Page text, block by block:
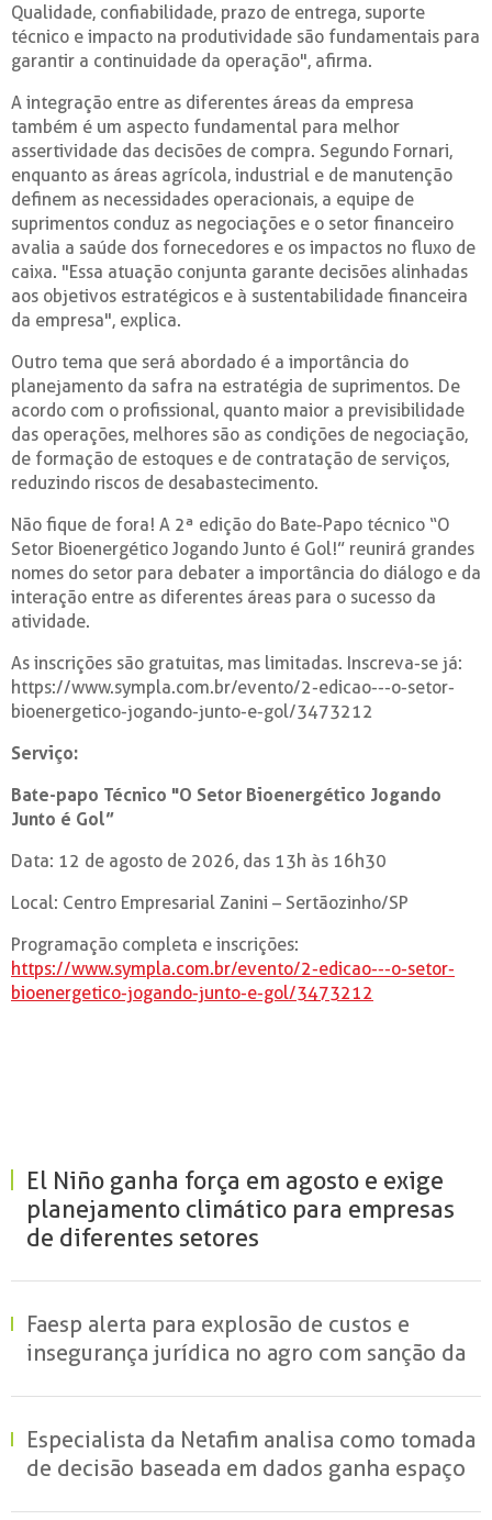
Qualidade, confiabilidade, prazo de entrega, suporte
técnico e impacto na produtividade são fundamentais para
garantir a continuidade da operação", afirma.
A integração entre as diferentes áreas da empresa
também é um aspecto fundamental para melhor
assertividade das decisões de compra. Segundo Fornari,
enquanto as áreas agrícola, industrial e de manutenção
definem as necessidades operacionais, a equipe de
suprimentos conduz as negociações e o setor financeiro
avalia a saúde dos fornecedores e os impactos no fluxo de
caixa. "Essa atuação conjunta garante decisões alinhadas
aos objetivos estratégicos e à sustentabilidade financeira
da empresa", explica.
Outro tema que será abordado é a importância do
planejamento da safra na estratégia de suprimentos. De
acordo com o profissional, quanto maior a previsibilidade
das operações, melhores são as condições de negociação,
de formação de estoques e de contratação de serviços,
reduzindo riscos de desabastecimento.
Não fique de fora! A 2ª edição do Bate-Papo técnico “O
Setor Bioenergético Jogando Junto é Gol!” reunirá grandes
nomes do setor para debater a importância do diálogo e da
interação entre as diferentes áreas para o sucesso da
atividade.
As inscrições são gratuitas, mas limitadas. Inscreva-se já:
https://www.sympla.com.br/evento/2-edicao---o-setor-
bioenergetico-jogando-junto-e-gol/3473212
Serviço:
Bate-papo Técnico "O Setor Bioenergético Jogando
Junto é Gol”
Data: 12 de agosto de 2026, das 13h às 16h30
Local: Centro Empresarial Zanini – Sertãozinho/SP
Programação completa e inscrições:
https://www.sympla.com.br/evento/2-edicao---o-setor-
bioenergetico-jogando-junto-e-gol/3473212
El Niño ganha força em agosto e exige
planejamento climático para empresas
de diferentes setores
Faesp alerta para explosão de custos e
insegurança jurídica no agro com sanção da
Especialista da Netafim analisa como tomada
de decisão baseada em dados ganha espaço